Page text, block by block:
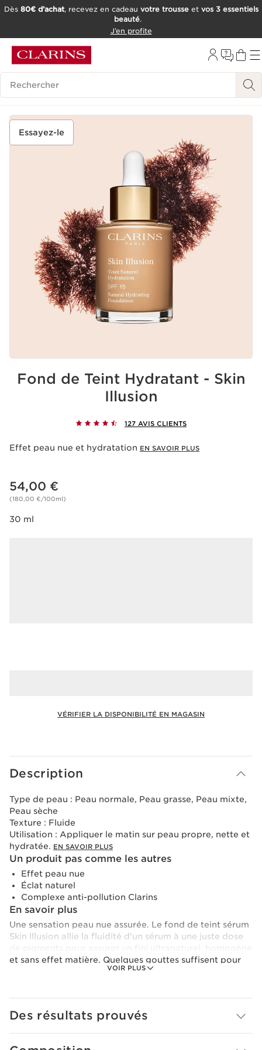
OUTIL D'ACCESSIBILITÉ
Dès 80€ d’achat, recevez en cadeau votre trousseet vos 3 essentiels
beauté.
J’en profite
Historique des recherches
Essayez-le
Fond de Teint Hydratant - Skin
Illusion
127 AVIS CLIENTS
Effet peau nue et hydratation EN SAVOIR PLUS
Nouveau prix 54,00 €
54,00 €
(180,00 €/100ml)
30 ml
VÉRIFIER LA DISPONIBILITÉ EN MAGASIN
Description
VOIR PLUS
Type de peau : Peau normale, Peau grasse, Peau mixte,
Peau sèche
Texture : Fluide
Utilisation : Appliquer le matin sur peau propre, nette et
hydratée. EN SAVOIR PLUS
Un produit pas comme les autres
Effet peau nue
Éclat naturel
Complexe anti-pollution Clarins
En savoir plus
Une sensation peau nue assurée. Le fond de teint sérum
Skin Illusion allie la fluidité d'un sérum à une juste dose
et sans effet matière. Quelques gouttes suffisent pour
instantanément sublimer le teint. Le subtil dosage
rayonnant jour après jour.
Des résultats prouvés